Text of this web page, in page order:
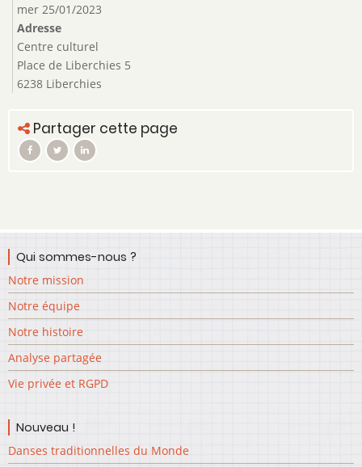
mer 25/01/2023
Adresse
Centre culturel
Place de Liberchies 5
6238 Liberchies
Partager cette page
Qui sommes-nous ?
Notre mission
Notre équipe
Notre histoire
Analyse partagée
Vie privée et RGPD
Nouveau !
Danses traditionnelles du Monde